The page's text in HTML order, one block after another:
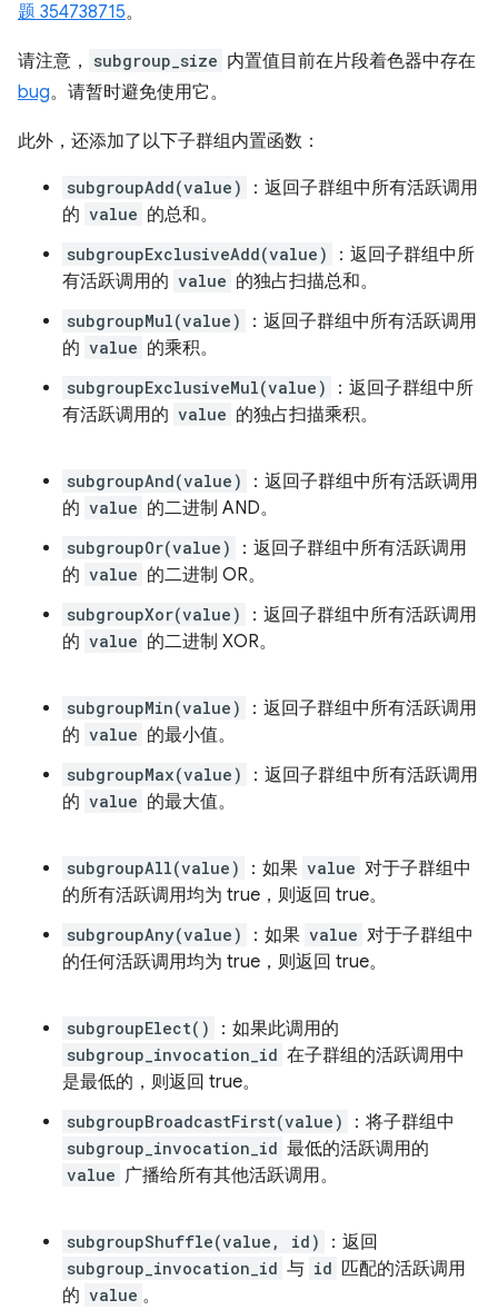
题 354738715。
请注意， subgroup_size 内置值目前在片段着色器中存在
bug。请暂时避免使用它。
此外，还添加了以下子群组内置函数：
subgroupAdd(value)
：返回子群组中所有活跃调用
的 value 的总和。
subgroupExclusiveAdd(value)
：返回子群组中所
有活跃调用的 value 的独占扫描总和。
subgroupMul(value)
：返回子群组中所有活跃调用
的 value 的乘积。
subgroupExclusiveMul(value)
：返回子群组中所
有活跃调用的 value 的独占扫描乘积。
subgroupAnd(value)
：返回子群组中所有活跃调用
的 value 的二进制 AND。
subgroupOr(value)
：返回子群组中所有活跃调用
的 value 的二进制 OR。
subgroupXor(value)
：返回子群组中所有活跃调用
的 value 的二进制 XOR。
subgroupMin(value)
：返回子群组中所有活跃调用
的 value 的最小值。
subgroupMax(value)
：返回子群组中所有活跃调用
的 value 的最大值。
subgroupAll(value) ：如果 value 对于子群组中
的所有活跃调用均为 true，则返回 true。
subgroupAny(value) ：如果 value 对于子群组中
的任何活跃调用均为 true，则返回 true。
subgroupElect() ：如果此调用的
subgroup_invocation_id 在子群组的活跃调用中
是最低的，则返回 true。
subgroupBroadcastFirst(value) ：将子群组中
subgroup_invocation_id 最低的活跃调用的
value 广播给所有其他活跃调用。
subgroupShuffle(value, id) ：返回
subgroup_invocation_id 与 id 匹配的活跃调用
的 value 。